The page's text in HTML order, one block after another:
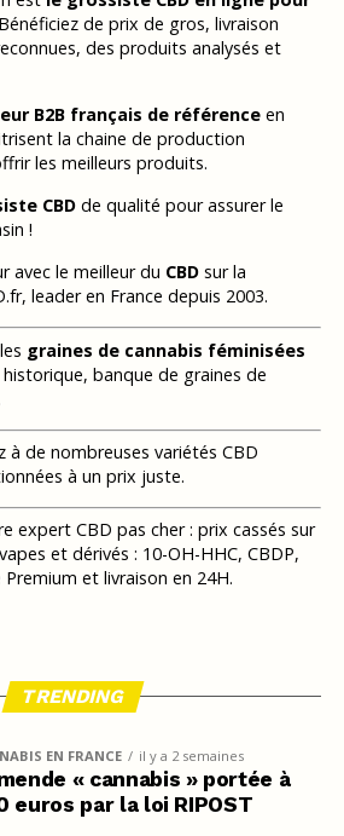
de prix de gros, livraison
des produits analysés et
B2B français de référenceen
la chaine de production
les meilleurs produits.
CBDde qualité pour assurer le
!
avec le meilleur du CBDsur la
leader en France depuis 2003.
graines de cannabis féminisées
banque de graines de
à de nombreuses variétés CBD
à un prix juste.
expert CBD pas cher : prix cassés sur
et dérivés : 10-OH-HHC, CBDP,
et livraison en 24H.
TRENDING
EN FRANCE il y a 2 semaines
« cannabis » portée à
euros par la loi RIPOST